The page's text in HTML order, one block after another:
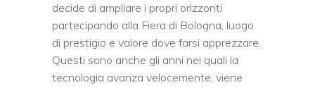
decide di ampliare i propri orizzonti
partecipando alla Fiera di Bologna, luogo
di prestigio e valore dove farsi apprezzare.
Questi sono anche gli anni nei quali la
tecnologia avanza velocemente, viene